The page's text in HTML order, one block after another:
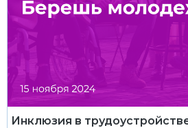
Инклюзия в